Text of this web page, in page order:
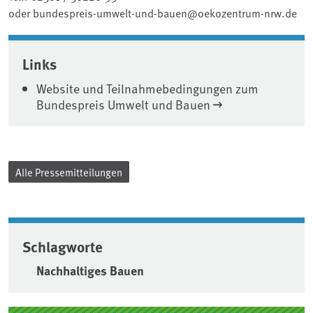
oder bundespreis-umwelt-und-bauen@oekozentrum-nrw.de
Associated content
Links
Website und Teilnahmebedingungen zum
Bundespreis Umwelt und Bauen
Alle Pressemitteilungen
Schlagworte
Nachhaltiges Bauen